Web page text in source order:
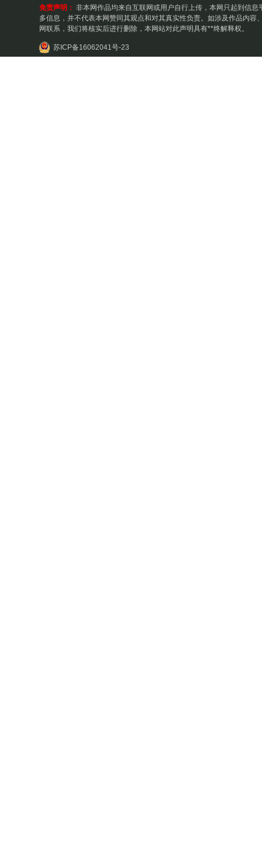
免责声明： 非本网作品均来自互联网或用户自行上传，本网只起到信息
多信息，并不代表本网赞同其观点和对其真实性负责。如涉及作品内容
网联系，我们将核实后进行删除，本网站对此声明具有**终解释权。
苏ICP备16062041号-23